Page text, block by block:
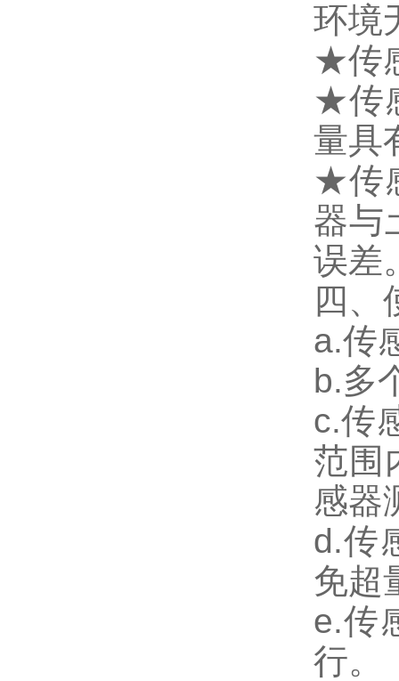
环境
★传
★传
量具
★传
器与
误差
四、
a.传
b.多
c.传
范围
感器
d.传
免超
e.传
行。